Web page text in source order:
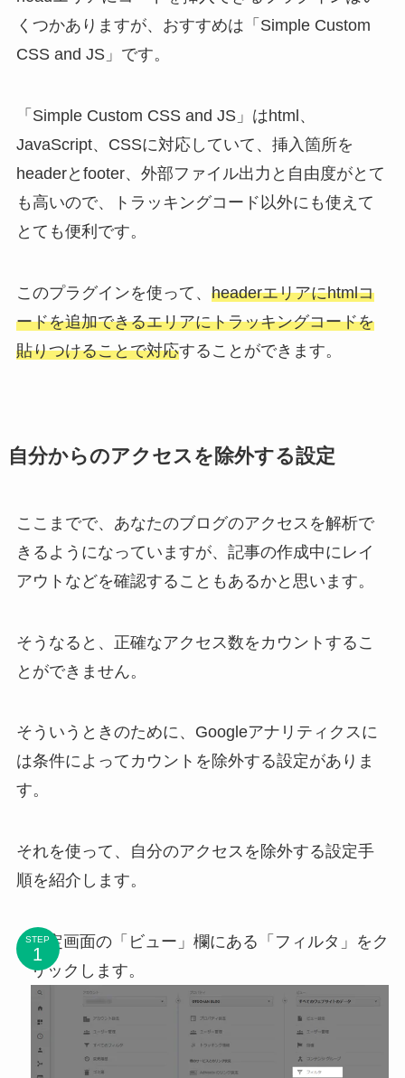
くつかありますが、おすすめは「Simple Custom
CSS and JS」です。
「Simple Custom CSS and JS」はhtml、
JavaScript、CSSに対応していて、挿入箇所を
headerとfooter、外部ファイル出力と自由度がとて
も高いので、トラッキングコード以外にも使えて
とても便利です。
このプラグインを使って、 headerエリアにhtmlコ
ードを追加できるエリアにトラッキングコードを
貼りつけることで対応することができます。
自分からのアクセスを除外する設定
ここまでで、あなたのブログのアクセスを解析で
きるようになっていますが、記事の作成中にレイ
アウトなどを確認することもあるかと思います。
そうなると、正確なアクセス数をカウントするこ
とができません。
そういうときのために、Googleアナリティクスに
は条件によってカウントを除外する設定がありま
す。
それを使って、自分のアクセスを除外する設定手
順を紹介します。
STEP
設定画面の「ビュー」欄にある「フィルタ」をク
リックします。